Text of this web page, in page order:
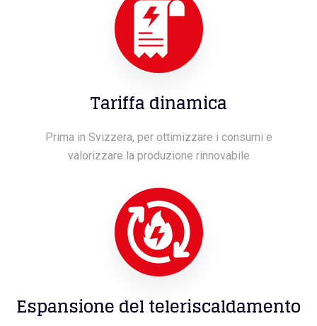
Tariffa dinamica
Prima in Svizzera, per ottimizzare i consumi e
valorizzare la produzione rinnovabile
Espansione del teleriscaldamento